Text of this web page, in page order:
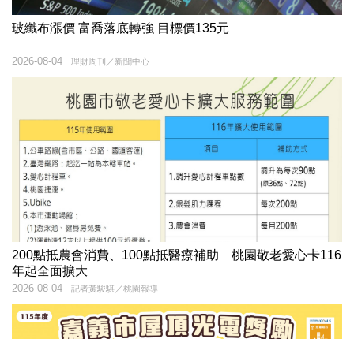
玻纖布漲價 富喬落底轉強 目標價135元
理財周刊／新聞中心
2026-08-04
200點抵農會消費、100點抵醫療補助 桃園敬老愛心卡116
年起全面擴大
記者黃駿騏／桃園報導
2026-08-04